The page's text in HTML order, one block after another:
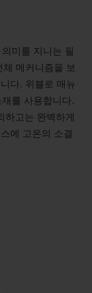
미를 지니는 필
메커니즘을 보
다. 위블로 매뉴
를 사용합니다.
고는 완벽하게
에 고온의 소결